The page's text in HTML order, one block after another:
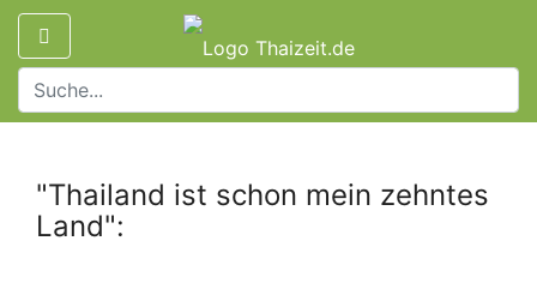
"Thailand ist schon mein zehntes
Land":